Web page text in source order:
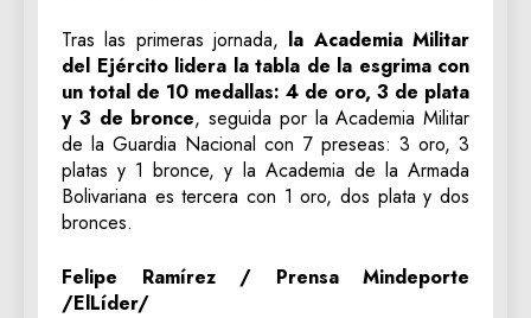
Tras las primeras jornada, la Academia Militar
del Ejército lidera la tabla de la esgrima con
un total de 10 medallas: 4 de oro, 3 de plata
y 3 de bronce, seguida por la Academia Militar
de la Guardia Nacional con 7 preseas: 3 oro, 3
platas y 1 bronce, y la Academia de la Armada
Bolivariana es tercera con 1 oro, dos plata y dos
bronces.
Felipe Ramírez / Prensa Mindeporte
/ElLíder/